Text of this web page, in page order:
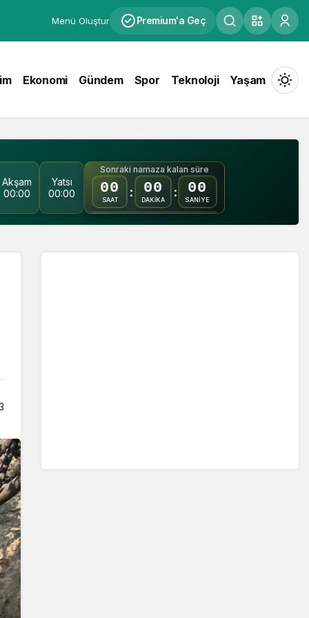
Menü Oluştur Premium'a Geç
Ekonomi Gündem Spor Teknoloji Yaşam
Mod
Gündüz Modu
Gündüz modunu seçin.
Akşam
00:00
Yatsı
00:00
Sonraki namaza kalan süre
00
SAAT
: 00
DAKİKA
: 00
SANİYE